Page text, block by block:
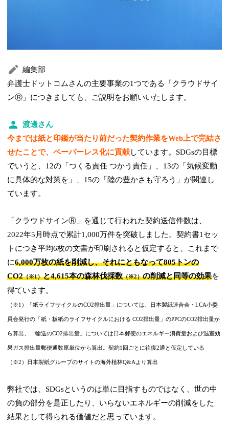
編集部
弁護士ドットコムさんの主要事業の1つである「クラウドサイ
ンⓇ」につきましても、ご説明をお願いいたします。
渡邊さん
今までは紙と印鑑が当たり前だった契約作業をWeb上で完結さ
せたことで、ペーパーレス化に貢献しています。SDGsの目標
でいうと、12の「つくる責任 つかう責任」、13の「気候変動
に具体的な対策を」、15の「陸の豊かさも守ろう」が関連し
ています。
「クラウドサインⓇ」を通じて行われた契約送信件数は、
2022年5月時点で累計1,000万件を突破しました。契約書1セッ
トにつき平均6枚の文書が印刷されると仮定すると、これまで
に6,000万枚の紙を削減し、それにともなって805トンの
CO2（※1）と4,615本の森林伐採数（※2）の削減と同等の効果を
得ています。
（※1）「紙ライフサイクルのCO2排出量」については、日本製紙連合会・LCA小委
員会発行の「紙・板紙のライフサイクルにおける CO2排出量」のPPCのCO2排出量か
ら算出、「輸送のCO2排出量」については日本郵便のエネルギー消費量および温室効
果ガス排出量郵便通数原単位から算出。契約1回ごとに往復2通と仮定している
（※2）日本製紙グループのサイトの海外植林Q&Aより算出
弊社では、SDGsというのは単に目指すものではなく、世の中
の負の部分を是正したり、いらないエネルギーの削減をした
結果として得られる価値だと思っています。